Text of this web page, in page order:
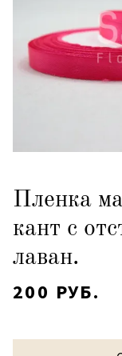
Пленка
кант с
лаван.
200 РУБ.